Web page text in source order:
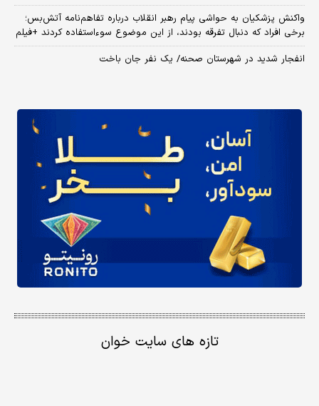
واکنش پزشکیان به حواشی پیام رهبر انقلاب درباره تفاهم‌نامه آتش‌بس؛
برخی افراد که دنبال تفرقه بودند، از این موضوع سوءاستفاده کردند +فیلم
انفجار شدید در شهرستان صحنه/ یک نفر جان باخت
تازه های سایت خوان